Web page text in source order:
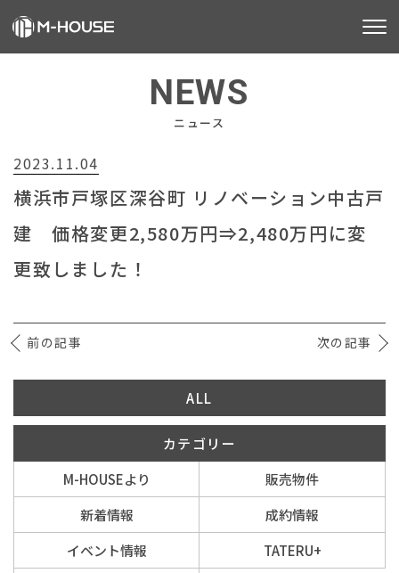
不動産事業
建築事業
会社情報
イベント情報
0120-800-108
営業時間／10：00〜19：00 定休日／水曜日
NEWS
ニュース
2023.11.04
横浜市戸塚区深谷町 リノベーション中古戸
建 価格変更2,580万円⇒2,480万円に変
更致しました！
前の記事 次の記事
ALL
カテゴリー
M-HOUSEより
販売物件
新着情報
成約情報
イベント情報
TATERU+